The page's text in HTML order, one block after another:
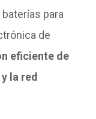
para
de
eficiente de
la red